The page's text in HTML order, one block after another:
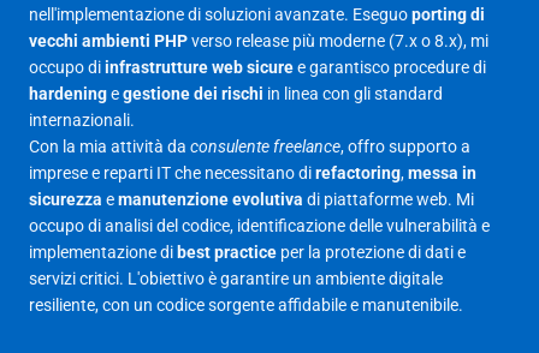
Maggio 2025 27
Aprile 2025
Marzo 2025
Febbraio 2025 17
Gennaio 2025
Giugno 2023
Maggio 2023
nell'implementazione di soluzioni avanzate. Eseguoporting di
vecchi ambienti PHPverso release più moderne (7.x o 8.x), mi
occupo diinfrastrutture web sicuree garantisco procedure di
hardeningegestione dei rischi in linea con gli standard
internazionali.
Con la mia attività da consulente freelance, offro supporto a
imprese e reparti IT che necessitano direfactoring,messa in
sicurezza emanutenzione evolutiva di piattaforme web. Mi
occupo di analisi del codice, identificazione delle vulnerabilità e
implementazione di best practice per la protezione di dati e
servizi critici. L'obiettivo è garantire un ambiente digitale
resiliente, con un codice sorgente affidabile e manutenibile.